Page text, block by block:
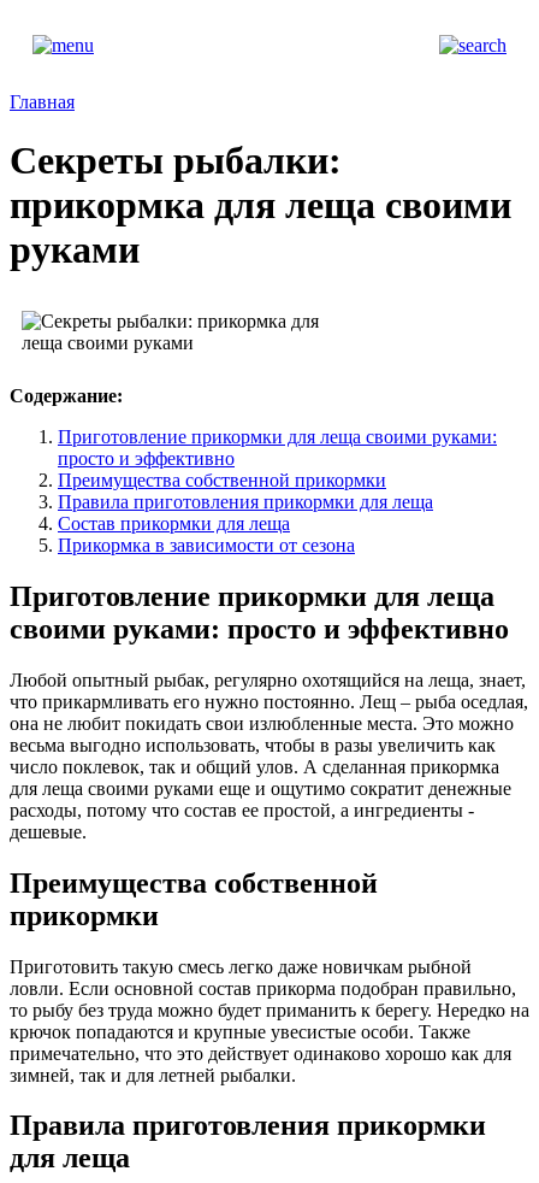
Главная
Секреты рыбалки:
прикормка для леща своими
руками
Содержание:
Приготовление прикормки для леща своими руками:
просто и эффективно
Преимущества собственной прикормки
Правила приготовления прикормки для леща
Состав прикормки для леща
Прикормка в зависимости от сезона
Приготовление прикормки для леща
своими руками: просто и эффективно
Любой опытный рыбак, регулярно охотящийся на леща, знает,
что прикармливать его нужно постоянно. Лещ – рыба оседлая,
она не любит покидать свои излюбленные места. Это можно
весьма выгодно использовать, чтобы в разы увеличить как
число поклевок, так и общий улов. А сделанная прикормка
для леща своими руками еще и ощутимо сократит денежные
расходы, потому что состав ее простой, а ингредиенты -
дешевые.
Преимущества собственной
прикормки
Приготовить такую смесь легко даже новичкам рыбной
ловли. Если основной состав прикорма подобран правильно,
то рыбу без труда можно будет приманить к берегу. Нередко на
крючок попадаются и крупные увесистые особи. Также
примечательно, что это действует одинаково хорошо как для
зимней, так и для летней рыбалки.
Правила приготовления прикормки
для леща